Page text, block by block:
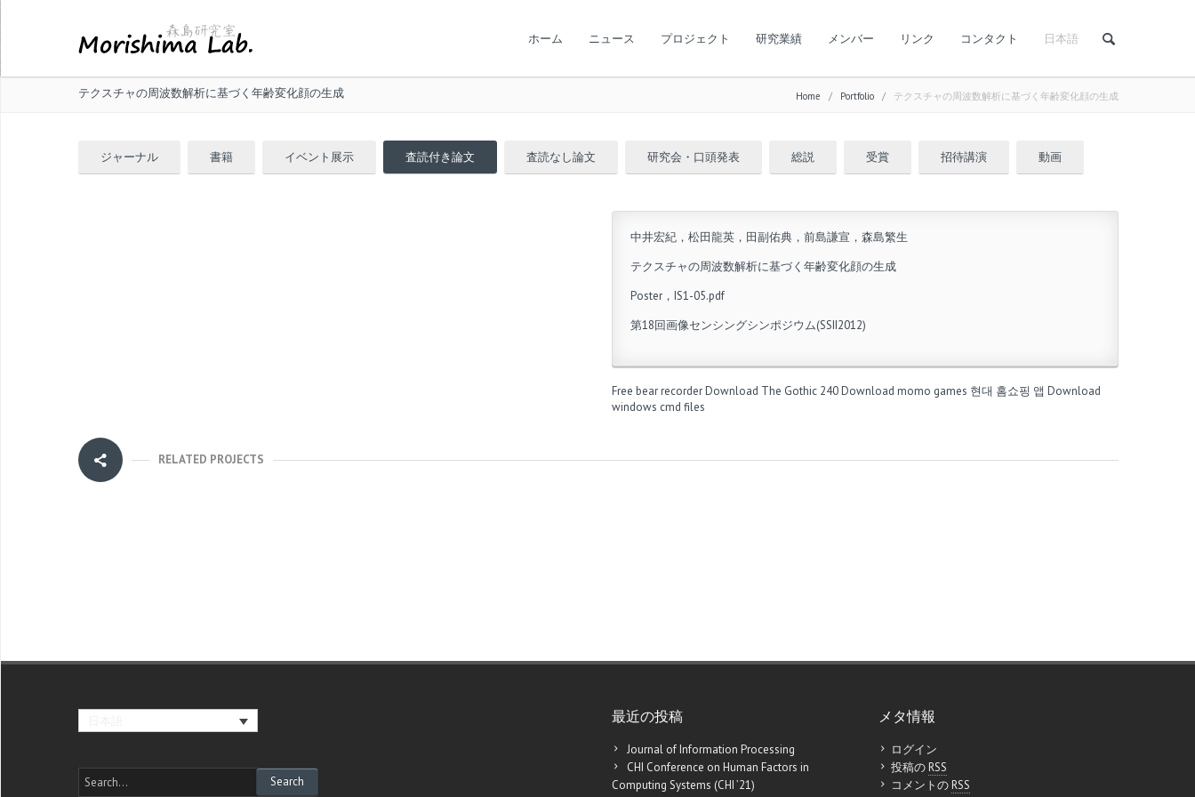
ホーム ニュース プロジェクト 研究業績 メンバー リンク コンタクト 日本語
テクスチャの周波数解析に基づく年齢変化顔の生成 Home / Portfolio / テクスチャの周波数解析に基づく年齢変化顔の生成
ジャーナル 書籍 イベント展示 査読付き論文 査読なし論文 研究会・口頭発表 総説 受賞 招待講演 動画
中井宏紀，松田龍英，田副佑典，前島謙宣，森島繁生
テクスチャの周波数解析に基づく年齢変化顔の生成
Poster，IS1-05.pdf
第18回画像センシングシンポジウム(SSII2012)
Free bear recorderDownload The Gothic 240Download momo games 현대 홈쇼핑 앱 Download
windows cmd files
RELATED PROJECTS
最近の投稿
Journal of Information Processing
CHI Conference on Human Factors in
Computing Systems (CHI ’21)
メタ情報
ログイン
投稿のRSS
コメントのRSS